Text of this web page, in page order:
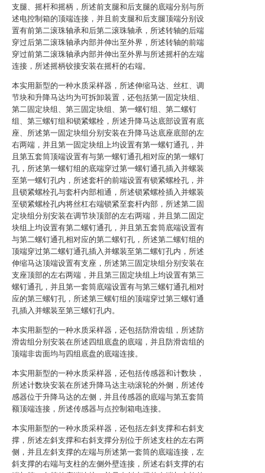
支腿、摇杆和摇柄，所述前支腿和后支腿的底端分别与所
述电控制箱的顶端连接，并且前支腿和后支腿顶端分别设
置有前第二滚珠轴承和后第二滚珠轴承，所述转轴的后端
穿过后第二滚珠轴承内部并伸出至外界，所述转轴的前端
穿过前第二滚珠轴承内部并伸出至外界与所述摇杆的左端
连接，所述摇柄铰接安装在摇杆的右端。
本实用新型的一种水质采样器，所述伸缩马达、丝杠、调
节块和升降马达均为可拆卸装置，还包括第一固定块组、
第二固定块组、第三固定块组、第一螺钉组、第二螺钉
组、第三螺钉组和锁紧螺栓，所述升降马达底部设置有底
座、所述第一固定块组分别安装在升降马达底座底部的左
右两端，并且第一固定块组上均设置有第一螺钉通孔，并
且第五套筒顶端设置有与第一螺钉通孔相对应的第一螺钉
孔，所述第一螺钉组的底端穿过第一螺钉通孔插入并螺装
至第一螺钉孔内，所述套杆的前端设置有锁紧螺栓孔，并
且锁紧螺栓孔与套杆内部相通，所述锁紧螺栓插入并螺装
至锁紧螺栓孔内将丝杠右端锁紧至套杆内部，所述第二固
定块组分别安装在调节块顶部的左右两端，并且第二固定
块组上均设置有第二螺钉通孔，并且第五套筒底端设置有
与第二螺钉通孔相对应的第二螺钉孔，所述第二螺钉组的
顶端穿过第二螺钉通孔插入并螺装至第二螺钉孔内，所述
伸缩马达顶端设置有支座，所述第三固定块组分别安装在
支座顶部的左右两端，并且第三固定块组上均设置有第三
螺钉通孔，并且第一套筒底端设置有与第三螺钉通孔相对
应的第三螺钉孔，所述第三螺钉组的顶端穿过第三螺钉通
孔插入并螺装至第三螺钉孔内。
本实用新型的一种水质采样器，还包括防滑齿组，所述防
滑齿组分别安装在所述四组底盘的底端，并且防滑齿组的
顶端非齿面均与四组底盘的底端连接。
本实用新型的一种水质采样器，还包括传感器和计数块，
所述计数块安装在所述升降马达主动滚轮的外侧，所述传
感器位于升降马达的左侧，并且传感器的底端与第五套筒
额顶端连接，所述传感器与点控制箱电连接。
本实用新型的一种水质采样器，还包括左斜支撑和右斜支
撑，所述左斜支撑和右斜支撑分别位于所述支柱的左右两
侧，并且左斜支撑的左端与所述第一套筒的底端连接，左
斜支撑的右端与支柱的左侧外壁连接，所述右斜支撑的右